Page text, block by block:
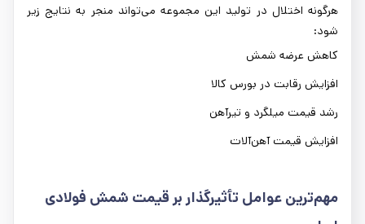
هرگونه اختلال در تولید این مجموعه می‌تواند منجر به نتایج زیر
شود:
کاهش عرضه شمش
افزایش رقابت در بورس کالا
رشد قیمت میلگرد و تیرآهن
افزایش قیمت آهن‌آلات
مهم‌ترین عوامل تأثیرگذار بر قیمت شمش فولادی